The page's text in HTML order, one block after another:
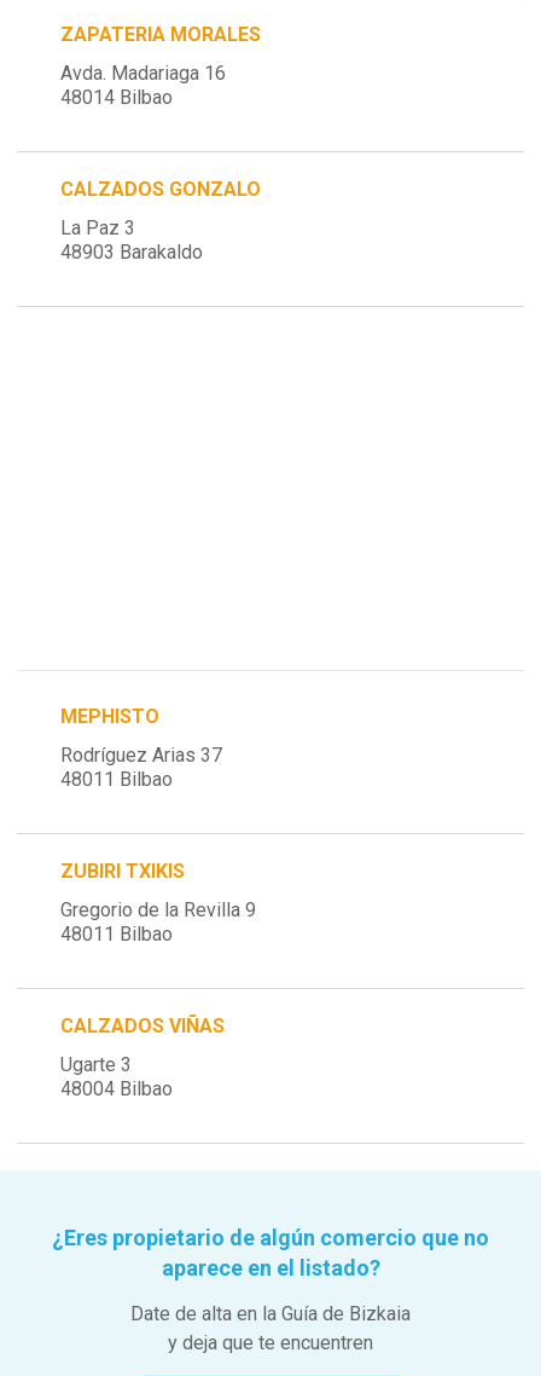
ZAPATERIA MORALES
Avda. Madariaga 16
48014 Bilbao
CALZADOS GONZALO
La Paz 3
48903 Barakaldo
MEPHISTO
Rodríguez Arias 37
48011 Bilbao
ZUBIRI TXIKIS
Gregorio de la Revilla 9
48011 Bilbao
CALZADOS VIÑAS
Ugarte 3
48004 Bilbao
¿Eres propietario de algún comercio que no
aparece en el listado?
Date de alta en la Guía de Bizkaia
y deja que te encuentren